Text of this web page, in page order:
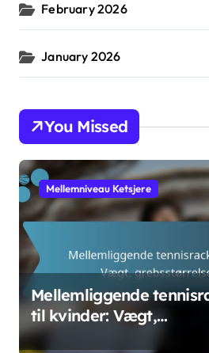
February 2026
January 2026
You Missed
Mellemniveau Ketsjere
Mellemliggende
til kvinder: Vægt,
grebsstørrelse, design